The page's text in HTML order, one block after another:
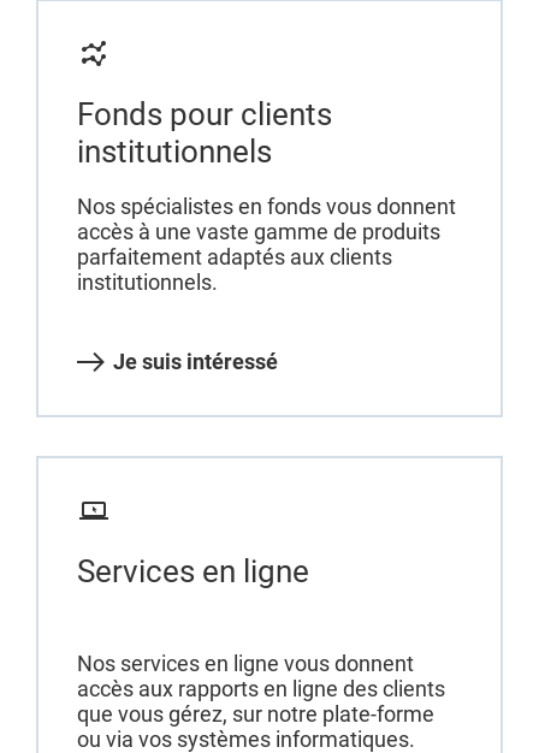
Fonds pour clients
institutionnels
Nos spécialistes en fonds vous donnent
accès à une vaste gamme de produits
parfaitement adaptés aux clients
institutionnels.
Je suis intéressé
Services en ligne
Nos services en ligne vous donnent
accès aux rapports en ligne des clients
que vous gérez, sur notre plate-forme
ou via vos systèmes informatiques.